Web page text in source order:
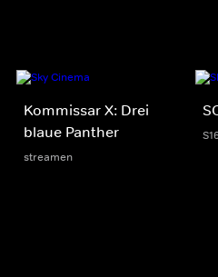
Kommissar X: Drei
blaue Panther
streamen